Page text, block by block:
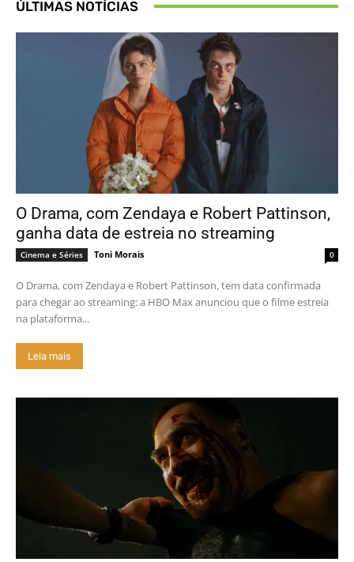
ÚLTIMAS NOTÍCIAS
O Drama, com Zendaya e Robert Pattinson,
ganha data de estreia no streaming
Cinema e Séries Toni Morais 0
O Drama, com Zendaya e Robert Pattinson, tem data confirmada
para chegar ao streaming: a HBO Max anunciou que o filme estreia
na plataforma...
Leia mais